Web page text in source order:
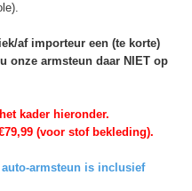
af importeur een (te korte)
onze armsteun daar NIET op
kader hieronder.
(voor stof bekleding).
armsteun is inclusief